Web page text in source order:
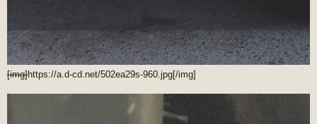
[img]https://a.d-cd.net/502ea29s-960.jpg[/img]